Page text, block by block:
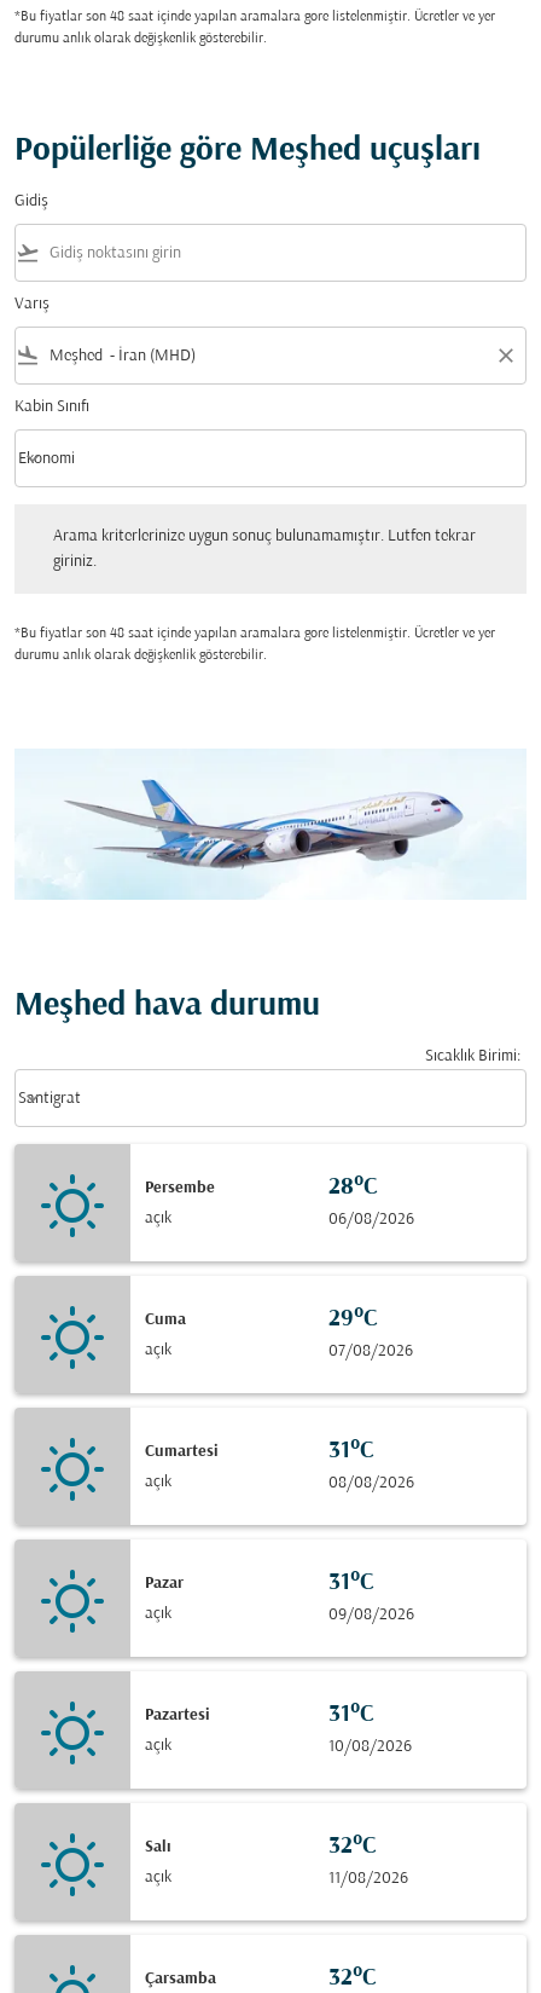
*Bu fiyatlar son 48 saat içinde yapılan aramalara gore listelenmiştir. Ücretler ve yer
durumu anlık olarak değişkenlik gösterebilir.
Popülerliğe göre Meşhed uçuşları
Gidiş
flight_takeoff
Varış
flight_land close
Kabin Sınıfı
Kabin Sınıfı option Ekonomi Selected
Ekonomi
keyboard_arrow_down
Arama kriterlerinize uygun sonuç bulunamamıştır. Lutfen tekrar
giriniz.
*Bu fiyatlar son 48 saat içinde yapılan aramalara gore listelenmiştir. Ücretler ve yer
durumu anlık olarak değişkenlik gösterebilir.
Meşhed hava durumu
Sıcaklık Birimi:
Santigrat
keyboard_arrow_down
Persembe
açık
28°C
06/08/2026
Cuma
açık
29°C
07/08/2026
Cumartesi
açık
31°C
08/08/2026
Pazar
açık
31°C
09/08/2026
Pazartesi
açık
31°C
10/08/2026
Salı
açık
32°C
11/08/2026
Çarsamba
32°C